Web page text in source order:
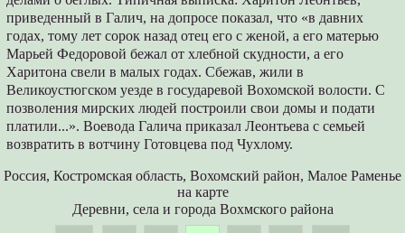
приведенный в Галич, на допросе показал, что «в давних
годах, тому лет сорок назад отец его с женой, а его матерью
Марьей Федоровой бежал от хлебной скудности, а его
Харитона свели в малых годах. Сбежав, жили в
Великоустюгском уезде в государевой Вохомской волости. С
позволения мирских людей построили свои домы и подати
платили...». Воевода Галича приказал Леонтьева с семьей
возвратить в вотчину Готовцева под Чухлому.
Россия, Костромская область, Вохомский район, Малое Раменье
на карте
Деревни, села и города Вохмского района